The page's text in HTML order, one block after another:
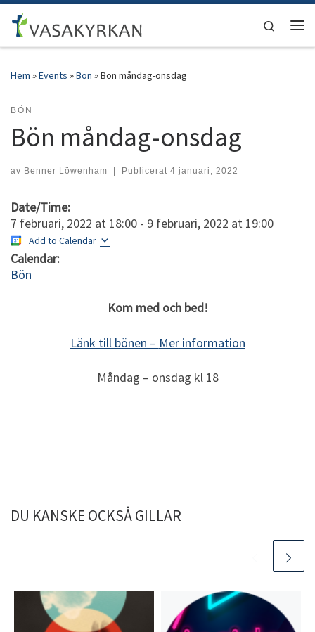
Hoppa till innehåll
Search
Hem »Events »Bön »Bön måndag-onsdag
BÖN
Bön måndag-onsdag
av Benner Löwenham | Publicerat 4 januari, 2022
Date/Time:
7 februari, 2022 at 18:00 - 9 februari, 2022 at 19:00
Add to Calendar
Calendar:
Bön
Kom med och bed!
Länk till bönen – Mer information
Måndag – onsdag kl 18
DU KANSKE OCKSÅ GILLAR